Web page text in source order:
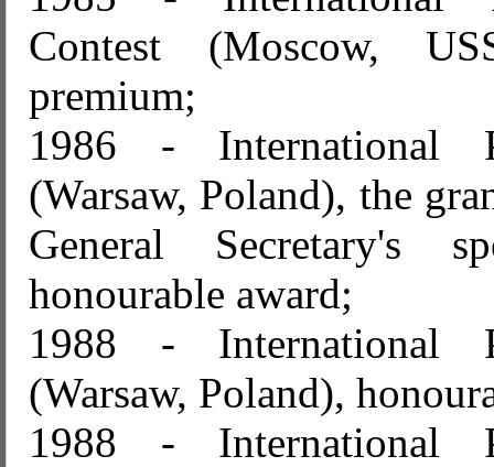
Contest (Moscow,
premium;
1986 - International
(Warsaw, Poland), the
General Secretary's
honourable award;
1988 - International
(Warsaw, Poland),
1988 - International